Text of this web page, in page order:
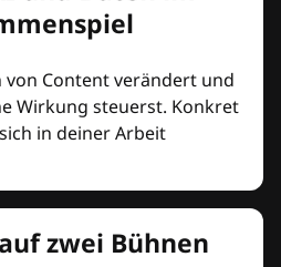
von Content verändert und
Wirkung steuerst. Konkret
in deiner Arbeit
zwei Bühnen